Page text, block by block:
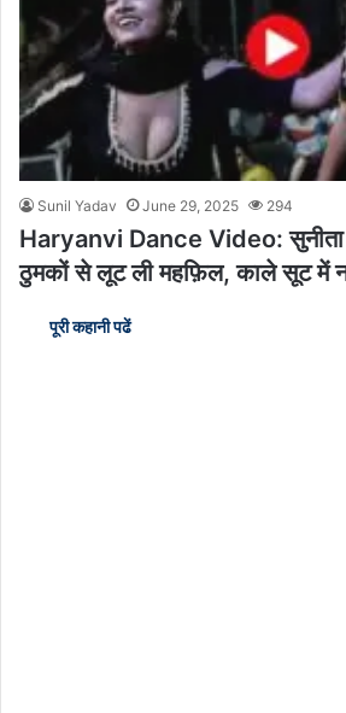
Sunil Yadav June 29, 2025 294
Haryanvi Dance Video: सुनीता
ठुमकों से लूट ली महफ़िल, काले सूट में
पूरी कहानी पढें